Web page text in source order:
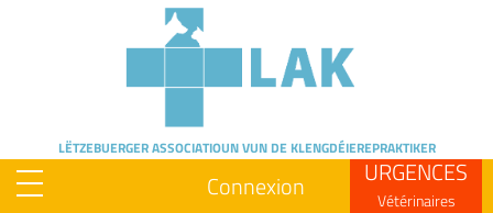
LËTZEBUERGER ASSOCIATIOUNVUN DE KLENGDÉIEREPRAKTIKER
URGENCES
Vétérinaires
Connexion